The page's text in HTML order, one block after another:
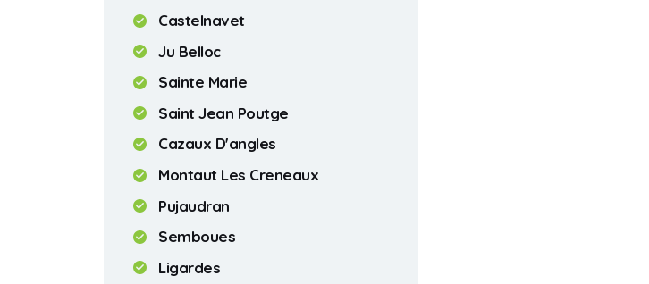
Castelnavet
Ju Belloc
Sainte Marie
Saint Jean Poutge
Cazaux D'angles
Montaut Les Creneaux
Pujaudran
Semboues
Ligardes